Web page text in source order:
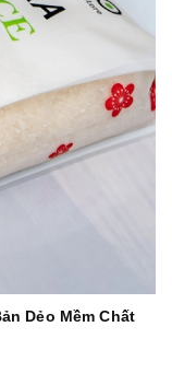
Dẻo Mềm Chất